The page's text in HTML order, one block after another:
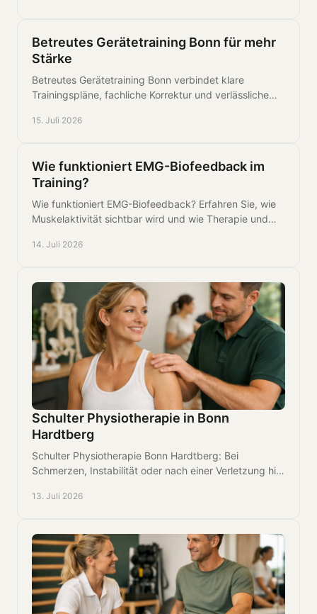
Betreutes Gerätetraining Bonn für mehr
Stärke
Betreutes Gerätetraining Bonn verbindet klare
Trainingspläne, fachliche Korrektur und verlässliche
15. Juli 2026
Wie funktioniert EMG-Biofeedback im
Training?
Wie funktioniert EMG-Biofeedback? Erfahren Sie, wie
Muskelaktivität sichtbar wird und wie Therapie und
14. Juli 2026
Schulter Physiotherapie in Bonn
Hardtberg
Schulter Physiotherapie Bonn Hardtberg: Bei
Schmerzen, Instabilität oder nach einer Verletzung hilft
13. Juli 2026